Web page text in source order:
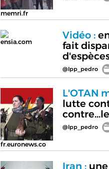
memri.fr
ensia.com
Vidéo :
fait
@lpp_pedro
fr.euronews.co
L'OTAN
lutte
@lpp_pedro
Iran :une